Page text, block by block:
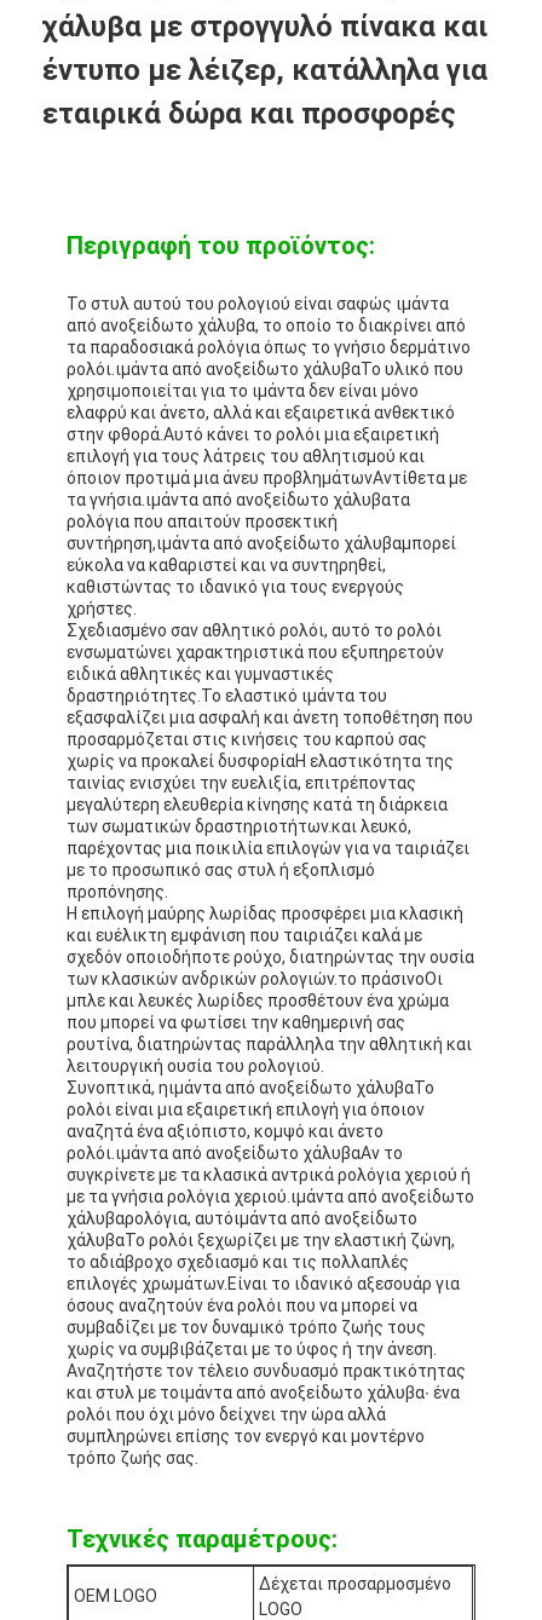
Σπίτι
Προϊόντα
Σχετικά με εμάς
Επισκέψεις στο εργοστάσιο
Ποιοτικός έλεγχος
Επικοινωνήστε μαζί μας
Ειδήσεις
Υποθέσεις
Ιστολόγιο
Χαλαζίας Wristwatch
Δερμάτινο ρολόι από χαλαζία
χάλυβα με στρογγυλό πίνακα και
έντυπο με λέιζερ, κατάλληλα για
εταιρικά δώρα και προσφορές
Περιγραφή του προϊόντος:
Το στυλ αυτού του ρολογιού είναι σαφώς ιμάντα
από ανοξείδωτο χάλυβα, το οποίο το διακρίνει από
τα παραδοσιακά ρολόγια όπως το γνήσιο δερμάτινο
ρολόι. ιμάντα από ανοξείδωτο χάλυβαΤο υλικό που
χρησιμοποιείται για το ιμάντα δεν είναι μόνο
ελαφρύ και άνετο, αλλά και εξαιρετικά ανθεκτικό
στην φθορά.Αυτό κάνει το ρολόι μια εξαιρετική
επιλογή για τους λάτρεις του αθλητισμού και
όποιον προτιμά μια άνευ προβλημάτωνΑντίθετα με
τα γνήσια. ιμάντα από ανοξείδωτο χάλυβατα
ρολόγια που απαιτούν προσεκτική
συντήρηση,ιμάντα από ανοξείδωτο χάλυβαμπορεί
εύκολα να καθαριστεί και να συντηρηθεί,
καθιστώντας το ιδανικό για τους ενεργούς
χρήστες.
Σχεδιασμένο σαν αθλητικό ρολόι, αυτό το ρολόι
ενσωματώνει χαρακτηριστικά που εξυπηρετούν
ειδικά αθλητικές και γυμναστικές
δραστηριότητες.Το ελαστικό ιμάντα του
εξασφαλίζει μια ασφαλή και άνετη τοποθέτηση που
προσαρμόζεται στις κινήσεις του καρπού σας
χωρίς να προκαλεί δυσφορίαΗ ελαστικότητα της
ταινίας ενισχύει την ευελιξία, επιτρέποντας
μεγαλύτερη ελευθερία κίνησης κατά τη διάρκεια
των σωματικών δραστηριοτήτων.και λευκό,
παρέχοντας μια ποικιλία επιλογών για να ταιριάζει
με το προσωπικό σας στυλ ή εξοπλισμό
προπόνησης.
Η επιλογή μαύρης λωρίδας προσφέρει μια κλασική
και ευέλικτη εμφάνιση που ταιριάζει καλά με
σχεδόν οποιοδήποτε ρούχο, διατηρώντας την ουσία
των κλασικών ανδρικών ρολογιών.το πράσινοΟι
μπλε και λευκές λωρίδες προσθέτουν ένα χρώμα
που μπορεί να φωτίσει την καθημερινή σας
ρουτίνα, διατηρώντας παράλληλα την αθλητική και
λειτουργική ουσία του ρολογιού.
Συνοπτικά, ηιμάντα από ανοξείδωτο χάλυβαΤο
ρολόι είναι μια εξαιρετική επιλογή για όποιον
αναζητά ένα αξιόπιστο, κομψό και άνετο
ρολόι. ιμάντα από ανοξείδωτο χάλυβαΑν το
συγκρίνετε με τα κλασικά αντρικά ρολόγια χεριού ή
με τα γνήσια ρολόγια χεριού. ιμάντα από ανοξείδωτο
χάλυβαρολόγια, αυτόιμάντα από ανοξείδωτο
χάλυβαΤο ρολόι ξεχωρίζει με την ελαστική ζώνη,
το αδιάβροχο σχεδιασμό και τις πολλαπλές
επιλογές χρωμάτων.Είναι το ιδανικό αξεσουάρ για
όσους αναζητούν ένα ρολόι που να μπορεί να
συμβαδίζει με τον δυναμικό τρόπο ζωής τους
χωρίς να συμβιβάζεται με το ύφος ή την άνεση.
Αναζητήστε τον τέλειο συνδυασμό πρακτικότητας
και στυλ με τοιμάντα από ανοξείδωτο χάλυβα∙ ένα
ρολόι που όχι μόνο δείχνει την ώρα αλλά
συμπληρώνει επίσης τον ενεργό και μοντέρνο
τρόπο ζωής σας.
Τεχνικές παραμέτρους:
OEM LOGO
Δέχεται προσαρμοσμένο
LOGO